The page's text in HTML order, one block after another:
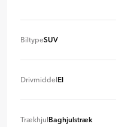
BiltypeSUV
DrivmiddelEl
TrækhjulBaghjulstræk